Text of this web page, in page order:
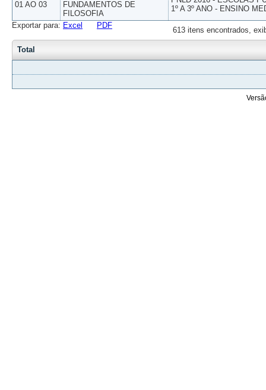
01 AO 03
FUNDAMENTOS DE
FILOSOFIA
1º A 3º ANO - ENSINO
613 itens encontrados,
Exportar para: Excel PDF
Total